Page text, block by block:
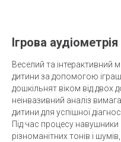
Ігрова аудіометрія
Веселий та інтерактивний
дитини за допомогою
дошкільнят віком від двох
неінвазивний аналіз
дитини для успішної
Під час процесу
різноманітних тонів і